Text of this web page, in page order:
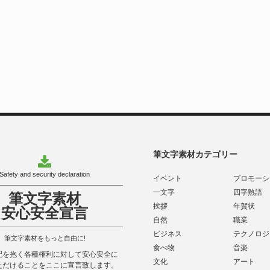
Safety and security declaration
筆文字素材
安心安全宣言
筆文字素材をもっと自由に!
を抱く各種権利に対して安心安全に
けることをここに宣言致します。
筆文字素材カテゴリー
イベント
プロモー
一文字
四字熟語
挨拶
年賀状
自然
職業
ビジネス
テクノロ
食べ物
音楽
文化
アート